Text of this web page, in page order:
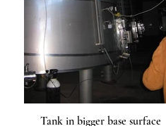
Tank in bigger base surface